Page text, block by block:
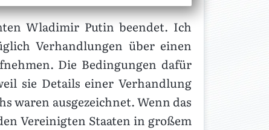
Wladimir Putin beendet. Ich
Verhandlungen über einen
Die Bedingungen dafür
sie Details einer Verhandlung
waren ausgezeichnet. Wenn das
Vereinigten Staaten in großem